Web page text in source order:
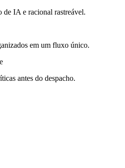
de IA e racional rastreável.
em um fluxo único.
antes do despacho.